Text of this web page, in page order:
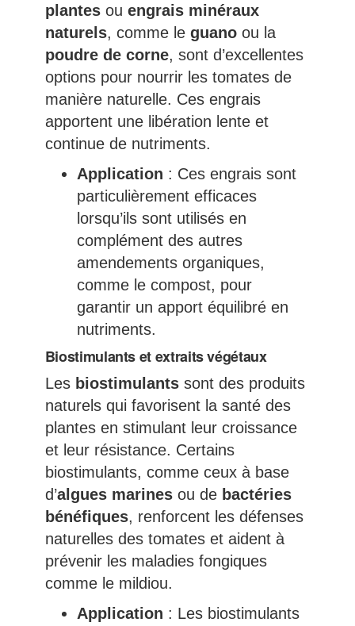
plantesou engrais minéraux
naturels, comme le guanoou la
poudre de corne, sont d’excellentes
options pour nourrir les tomates de
manière naturelle. Ces engrais
apportent une libération lente et
continue de nutriments.
Application : Ces engrais sont
particulièrement efficaces
lorsqu’ils sont utilisés en
complément des autres
amendements organiques,
comme le compost, pour
garantir un apport équilibré en
nutriments.
Biostimulants et extraits végétaux
Les biostimulantssont des produits
naturels qui favorisent la santé des
plantes en stimulant leur croissance
et leur résistance. Certains
biostimulants, comme ceux à base
d’algues marinesou de bactéries
bénéfiques, renforcent les défenses
naturelles des tomates et aident à
prévenir les maladies fongiques
comme le mildiou.
Application : Les biostimulants